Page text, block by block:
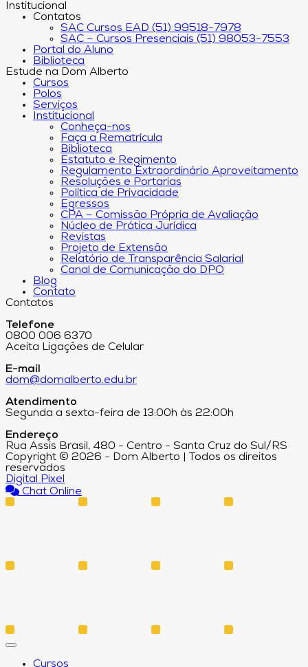
Institucional
Contatos
SAC Cursos EAD (51) 99518-7978
SAC – Cursos Presenciais (51) 98053-7553
Portal do Aluno
Biblioteca
Estude na Dom Alberto
Cursos
Polos
Serviços
Institucional
Conheça-nos
Faça a Rematrícula
Biblioteca
Estatuto e Regimento
Regulamento Extraordinário Aproveitamento
Resoluções e Portarias
Política de Privacidade
Egressos
CPA – Comissão Própria de Avaliação
Núcleo de Prática Jurídica
Revistas
Projeto de Extensão
Relatório de Transparência Salarial
Canal de Comunicação do DPO
Blog
Contato
Contatos
Telefone
0800 006 6370
Aceita Ligações de Celular
E-mail
dom@domalberto.edu.br
Atendimento
Segunda a sexta-feira de 13:00h às 22:00h
Endereço
Rua Assis Brasil, 480 - Centro - Santa Cruz do Sul/RS
Copyright © 2026 - Dom Alberto | Todos os direitos
reservados
Digital Pixel
Chat Online
Cursos